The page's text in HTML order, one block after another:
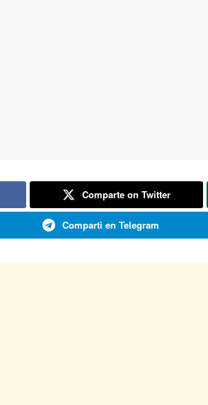
Comparte on Twitter
Comparti en Telegram